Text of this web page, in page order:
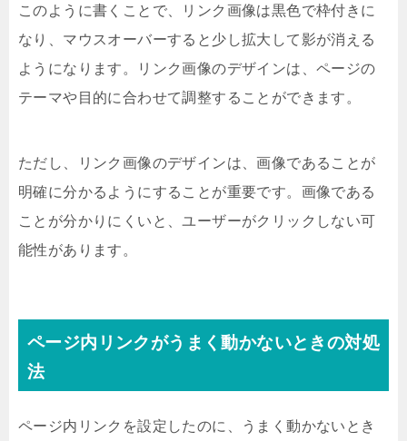
このように書くことで、リンク画像は黒色で枠付きに
なり、マウスオーバーすると少し拡大して影が消える
ようになります。リンク画像のデザインは、ページの
テーマや目的に合わせて調整することができます。
ただし、リンク画像のデザインは、画像であることが
明確に分かるようにすることが重要です。画像である
ことが分かりにくいと、ユーザーがクリックしない可
能性があります。
ページ内リンクがうまく動かないときの対処
法
ページ内リンクを設定したのに、うまく動かないとき